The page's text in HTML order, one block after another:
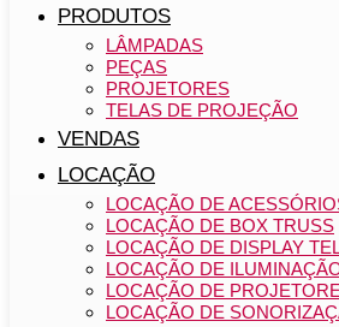
PRODUTOS
LÂMPADAS
PEÇAS
PROJETORES
TELAS DE PROJEÇÃO
VENDAS
LOCAÇÃO
LOCAÇÃO DE
LOCAÇÃO DE BOX TRUSS
LOCAÇÃO DE DISPLAY
LOCAÇÃO DE
LOCAÇÃO DE
LOCAÇÃO DE